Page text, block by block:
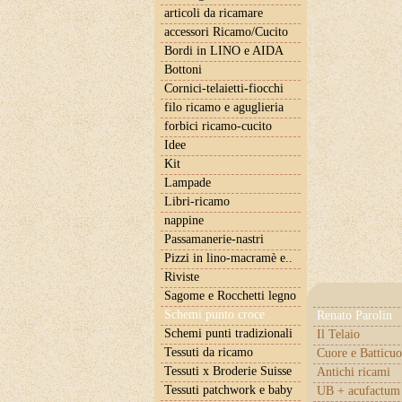
articoli da ricamare
accessori Ricamo/Cucito
Bordi in LINO e AIDA
Bottoni
Cornici-telaietti-fiocchi
filo ricamo e aguglieria
forbici ricamo-cucito
Idee
Kit
Lampade
Libri-ricamo
nappine
Passamanerie-nastri
Pizzi in lino-macramè e..
Riviste
Sagome e Rocchetti legno
Schemi punto croce
Renato Parolin
Il Telaio
Cuore e
Antichi ricami
UB +
Schemi punti tradizionali
Tessuti da ricamo
Tessuti x Broderie Suisse
Tessuti patchwork e baby